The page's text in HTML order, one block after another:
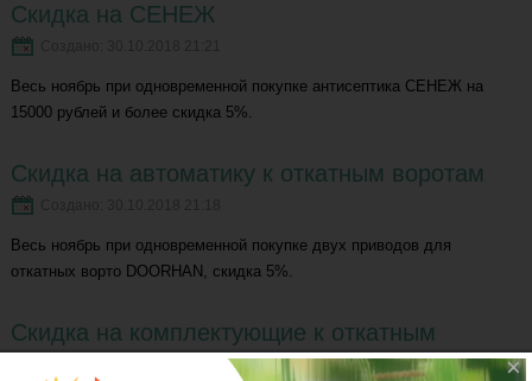
Скидка на СЕНЕЖ
Весь ноябрь при одновременной покупке антисептика СЕНЕЖ на
15000 рублей и более скидка 5%.
Скидка на автоматику к откатным воротам
Весь ноябрь при одновременной покупке двух приводов для
откатных ворто DOORHAN, скидка 5%.
Скидка на комплектующие к откатным
воротам
×